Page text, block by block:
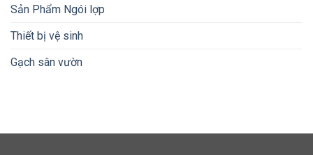
Sản Phẩm Ngói lợp
Thiết bị vệ sinh
Gạch sân vườn